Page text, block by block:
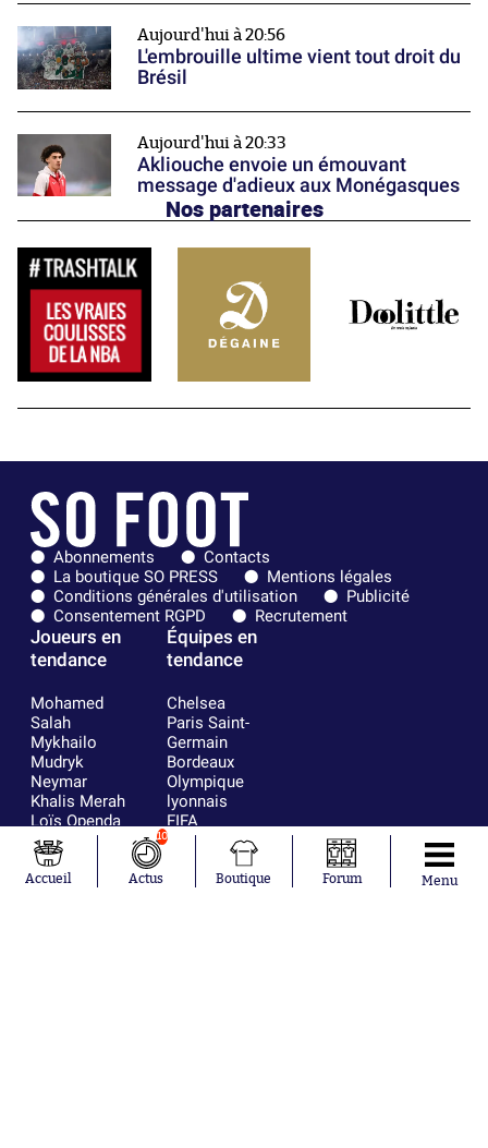
Aujourd'hui à 20:56
L'embrouille ultime vient tout droit du
Brésil
Aujourd'hui à 20:33
Akliouche envoie un émouvant
message d'adieux aux Monégasques
Nos partenaires
Abonnements
Contacts
La boutique SO PRESS
Mentions légales
Conditions générales d'utilisation
Publicité
Consentement RGPD
Recrutement
Joueurs en
tendance
Mohamed
Salah
Mykhailo
Mudryk
Neymar
Khalis Merah
Loïs Openda
Moussa
Niakhaté
Nicolás
Équipes en
tendance
Chelsea
Paris Saint-
Germain
Bordeaux
Olympique
lyonnais
FIFA
Real Madrid
RC Strasbourg
AC Milan
Accueil
10
Actus Boutique Forum Menu